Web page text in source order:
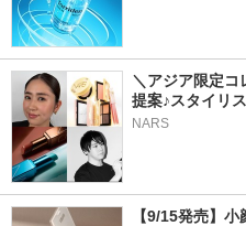
＼アジア限定コ
提案♪スタイリ
NARS
【9/15発売】